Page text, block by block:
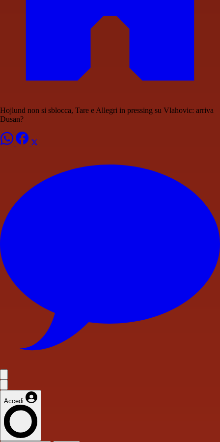
Hojlund non si sblocca, Tare e Allegri in pressing su Vlahovic: arriva
Dusan?
Accedi